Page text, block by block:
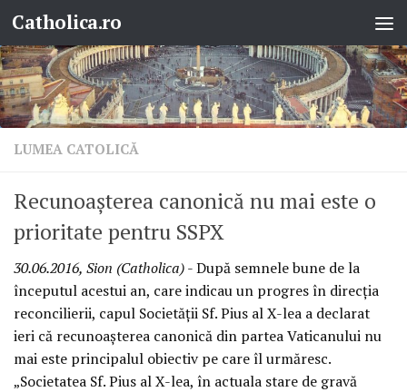
Skip to content
Catholica.ro
LUMEA CATOLICĂ
Recunoașterea canonică nu mai este o
prioritate pentru SSPX
30.06.2016, Sion (Catholica)- După semnele bune de la
începutul acestui an, care indicau un progres în direcția
reconcilierii, capul Societății Sf. Pius al X-lea a declarat
ieri că recunoașterea canonică din partea Vaticanului nu
mai este principalul obiectiv pe care îl urmăresc.
„Societatea Sf. Pius al X-lea, în actuala stare de gravă